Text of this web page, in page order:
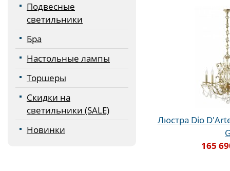
Подвесные
светильники
Бра
Настольные лампы
Торшеры
Скидки на
светильники (SALE)
Новинки
Люстра Dio
165